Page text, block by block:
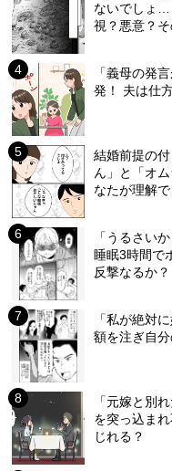
ないでしょ
視？悪意？
「義母の発
発！ 夫は仕
結婚前提の
ん」と「オ
なたが理解で
「うるさい
睡眠3時間で
反撃なるか？
「私が絶対
額を注ぎ自
「元嫁と別
を突っ込ま
じれる？